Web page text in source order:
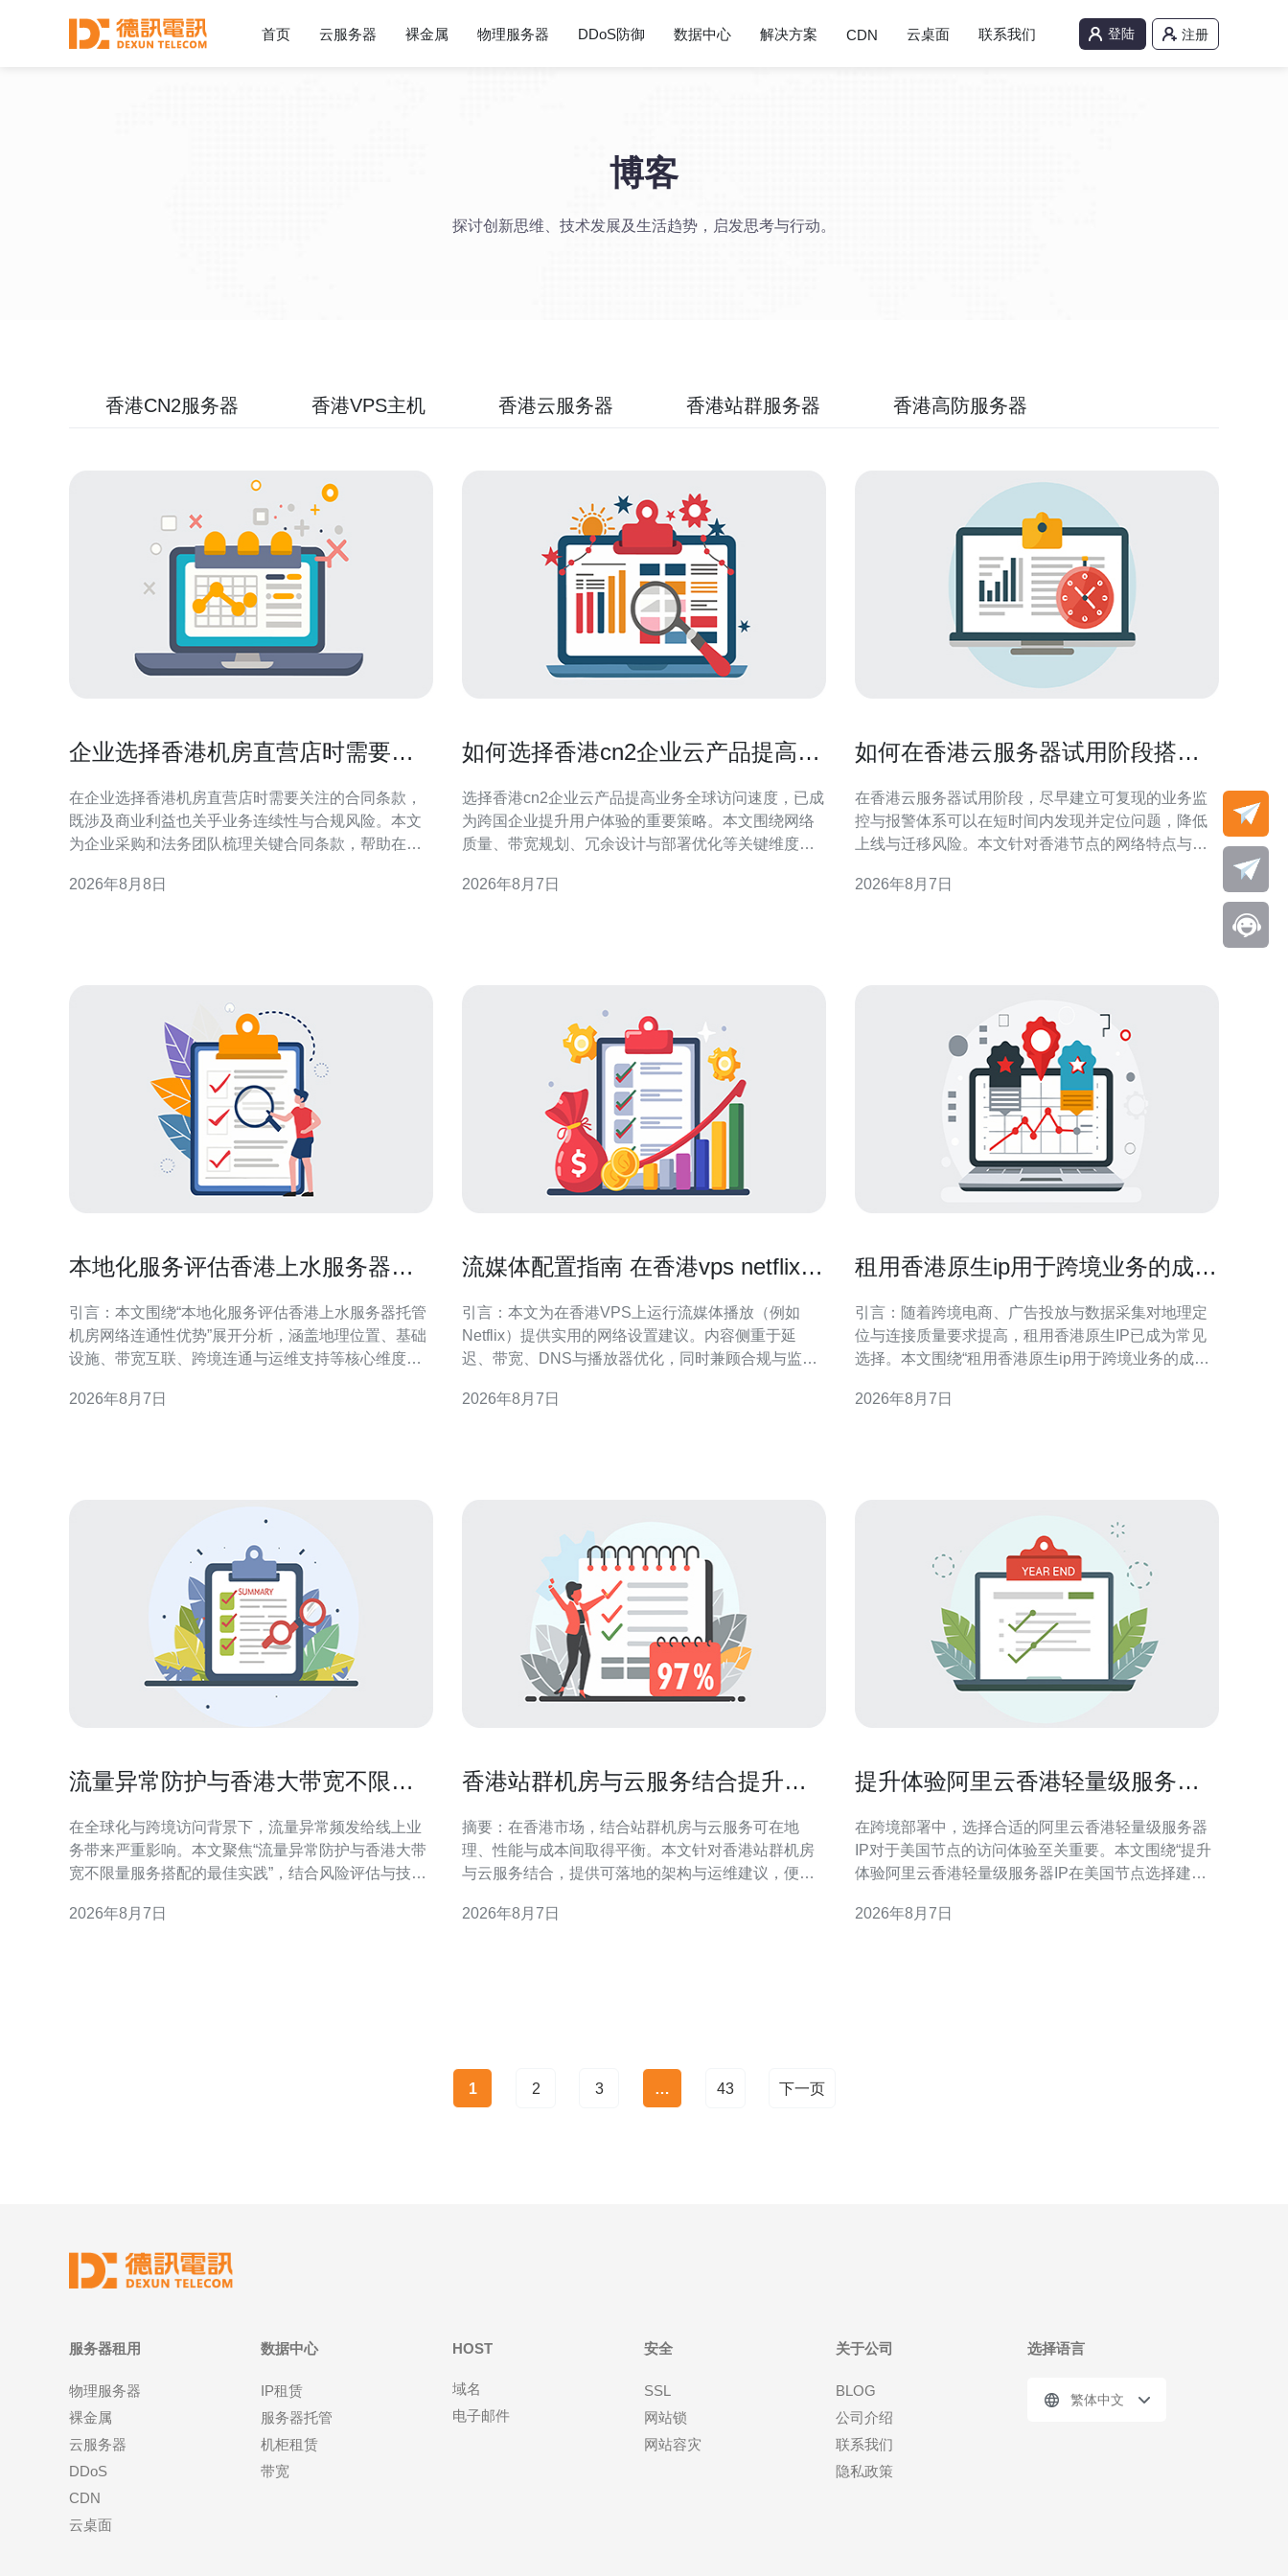
首页 云服务器 裸金属 物理服务器 DDoS防御 数据中心 解决方案 CDN 云桌面 联系我们 登陆 注册
博客
探讨创新思维、技术发展及生活趋势，启发思考与行动。
香港CN2服务器 香港VPS主机 香港云服务器 香港站群服务器 香港高防服务器
企业选择香港机房直营店时需要关
在企业选择香港机房直营店时需要关注的合同条款，
既涉及商业利益也关乎业务连续性与合规风险。本文
为企业采购和法务团队梳理关键合同条款，帮助在谈
SLA与赔偿机制。 合同主体与资质审查 签署合同时应
2026年8月8日
如何选择香港cn2企业云产品提高业
选择香港cn2企业云产品提高业务全球访问速度，已成
为跨国企业提升用户体验的重要策略。本文围绕网络
质量、带宽规划、冗余设计与部署优化等关键维度，
者快速锁定合适方案。 什么是香港CN2企业云产品 香
2026年8月7日
如何在香港云服务器试用阶段搭建
在香港云服务器试用阶段，尽早建立可复现的业务监
控与报警体系可以在短时间内发现并定位问题，降低
上线与迁移风险。本文针对香港节点的网络特点与
思路，帮助运维与开发团队在试用窗口内快速验证可
2026年8月7日
本地化服务评估香港上水服务器托
引言：本文围绕“本地化服务评估香港上水服务器托管
机房网络连通性优势”展开分析，涵盖地理位置、基础
设施、带宽互联、跨境连通与运维支持等核心维度，
理与网络枢纽优势 香港上水位于新界北部，毗邻深圳
2026年8月7日
流媒体配置指南 在香港vps netflix上
引言：本文为在香港VPS上运行流媒体播放（例如
Netflix）提供实用的网络设置建议。内容侧重于延
迟、带宽、DNS与播放器优化，同时兼顾合规与监控
VPS作为流媒体节点 香港地理位置优越，国际出口链
2026年8月7日
租用香港原生ip用于跨境业务的成本
引言：随着跨境电商、广告投放与数据采集对地理定
位与连接质量要求提高，租用香港原生IP已成为常见
选择。本文围绕“租用香港原生ip用于跨境业务的成本
估框架与合规建议，帮助在性能与合规之间取得平
2026年8月7日
流量异常防护与香港大带宽不限量
在全球化与跨境访问背景下，流量异常频发给线上业
务带来严重影响。本文聚焦“流量异常防护与香港大带
宽不限量服务搭配的最佳实践”，结合风险评估与技术
港及大中华区的企业。 为什么选择香港大带宽不限量
2026年8月7日
香港站群机房与云服务结合提升弹
摘要：在香港市场，结合站群机房与云服务可在地
理、性能与成本间取得平衡。本文针对香港站群机房
与云服务结合，提供可落地的架构与运维建议，便于
服务结合的必要性 香港作为区域网络枢纽，站群机房
2026年8月7日
提升体验阿里云香港轻量级服务器
在跨境部署中，选择合适的阿里云香港轻量级服务器
IP对于美国节点的访问体验至关重要。本文围绕“提升
体验阿里云香港轻量级服务器IP在美国节点选择建议”
方案，帮助技术与运维团队在兼顾稳定性和成本的前
2026年8月7日
1 2 3 … 43 下一页
服务器租用
物理服务器
裸金属
云服务器
DDoS
CDN
云桌面
数据中心
IP租赁
服务器托管
机柜租赁
带宽
HOST
域名
电子邮件
安全
SSL
网站锁
网站容灾
关于公司
BLOG
公司介绍
联系我们
隐私政策
选择语言
繁体中文